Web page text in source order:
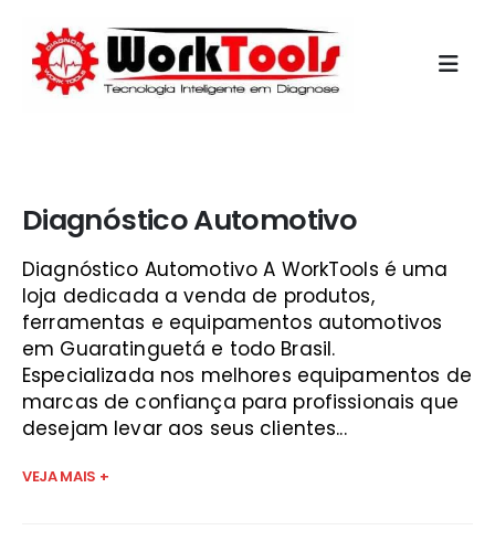
Diagnóstico Automotivo
Diagnóstico Automotivo A WorkTools é uma
loja dedicada a venda de produtos,
ferramentas e equipamentos automotivos
em Guaratinguetá e todo Brasil.
Especializada nos melhores equipamentos de
marcas de confiança para profissionais que
desejam levar aos seus clientes...
VEJA MAIS +